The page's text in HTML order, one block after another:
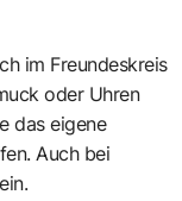
im Freundeskreis
oder Uhren
das eigene
Auch bei